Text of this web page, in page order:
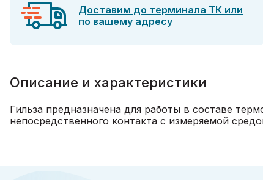
Доставим до терминала ТК или
по вашему адресу
Описание и характеристики
Гильза предназначена для работы в составе
непосредственного контакта с измеряемой